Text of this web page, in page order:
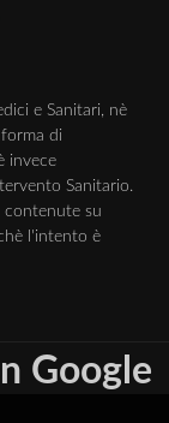
e Sanitari, nè
di
invece
Sanitario.
contenute su
l'intento è
Google